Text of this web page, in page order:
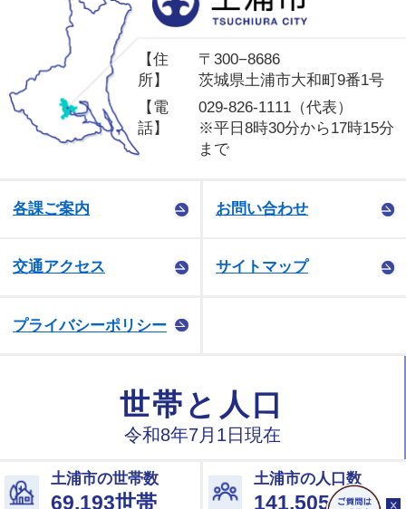
【住
所】
〒300−8686
茨城県土浦市大和町9番1号
【電
話】
029-826-1111（代表）
※平日8時30分から17時15分
まで
各課ご案内 お問い合わせ
交通アクセス サイトマップ
プライバシーポリシー